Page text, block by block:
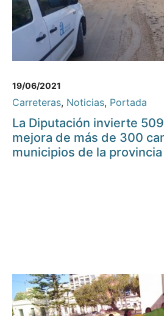
19/06/2021
Carreteras, Noticias, Portada
La Diputación invierte
mejora de más de 300
municipios de la provincia